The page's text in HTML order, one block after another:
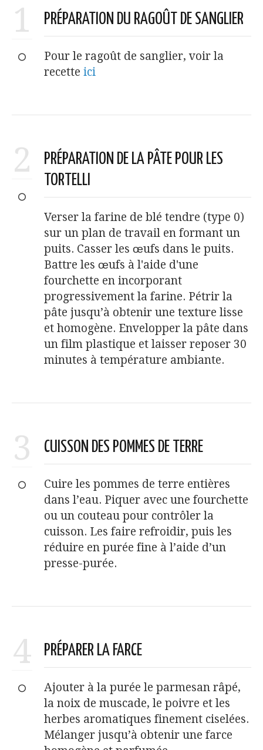
1 PRÉPARATION DU RAGOÛT DE SANGLIER
Pour le ragoût de sanglier, voir la
recette ici
2
PRÉPARATION DE LA PÂTE POUR LES
TORTELLI
Verser la farine de blé tendre (type 0)
sur un plan de travail en formant un
puits. Casser les œufs dans le puits.
Battre les œufs à l'aide d'une
fourchette en incorporant
progressivement la farine. Pétrir la
pâte jusqu’à obtenir une texture lisse
et homogène. Envelopper la pâte dans
un film plastique et laisser reposer 30
minutes à température ambiante.
3 CUISSON DES POMMES DE TERRE
Cuire les pommes de terre entières
dans l’eau. Piquer avec une fourchette
ou un couteau pour contrôler la
cuisson. Les faire refroidir, puis les
réduire en purée fine à l’aide d’un
presse-purée.
4 PRÉPARER LA FARCE
Ajouter à la purée le parmesan râpé,
la noix de muscade, le poivre et les
herbes aromatiques finement ciselées.
Mélanger jusqu’à obtenir une farce